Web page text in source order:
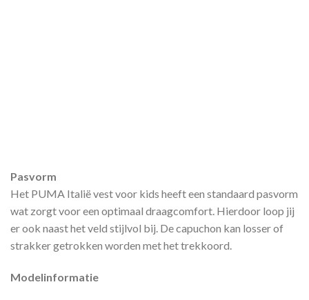
Pasvorm
Het PUMA Italië vest voor kids heeft een standaard pasvorm
wat zorgt voor een optimaal draagcomfort. Hierdoor loop jij
er ook naast het veld stijlvol bij. De capuchon kan losser of
strakker getrokken worden met het trekkoord.
Modelinformatie